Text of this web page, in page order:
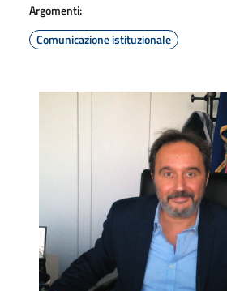
Argomenti:
Comunicazione istituzionale